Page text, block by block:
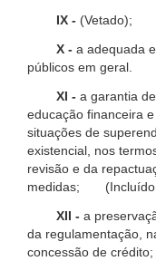
IX - (Vetado);
X - a adequada
públicos em geral.
XI - a garantia
educação financeira
situações de
existencial, nos
revisão e da
medidas; (Incluído
XII - a
da regulamentação,
concessão de